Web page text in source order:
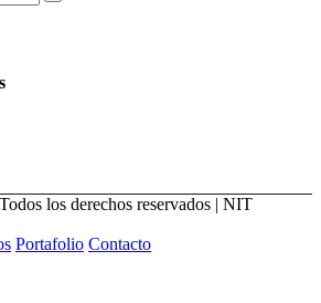
los derechos reservados | NIT
Portafolio Contacto